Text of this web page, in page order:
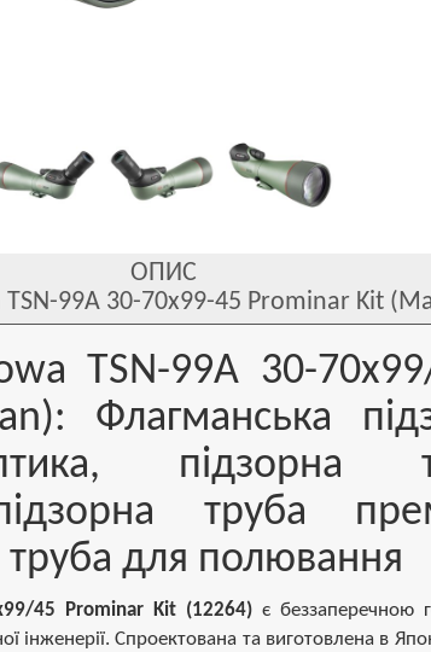
ОПИС
TSN-99A 30-70x99-45 Prominar Kit
TSN-99A 30-
Флагманська
підзорна
труба
труба для полювання
45 Prominar Kit (12264)є беззаперечною
інженерії. Спроектована та виготовлена в